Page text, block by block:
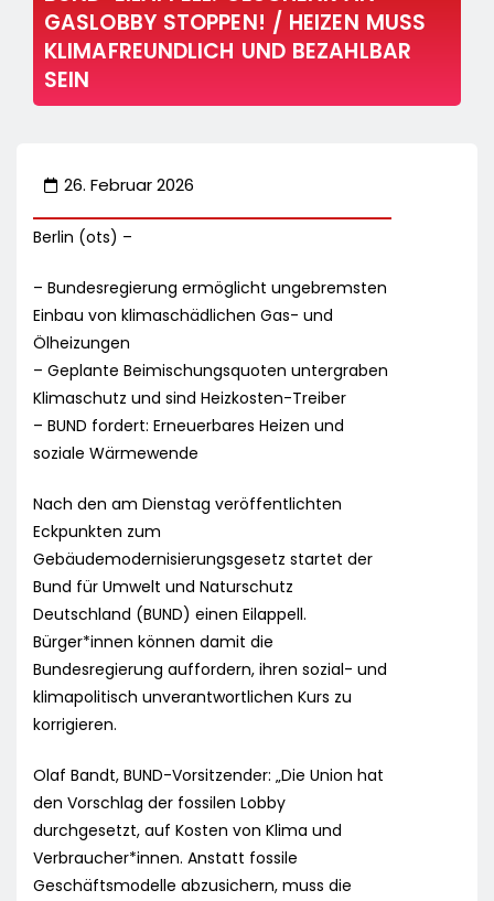
GASLOBBY STOPPEN! / HEIZEN MUSS
KLIMAFREUNDLICH UND BEZAHLBAR
SEIN
26. Februar 2026
Berlin (ots) –
– Bundesregierung ermöglicht ungebremsten
Einbau von klimaschädlichen Gas- und
Ölheizungen
– Geplante Beimischungsquoten untergraben
Klimaschutz und sind Heizkosten-Treiber
– BUND fordert: Erneuerbares Heizen und
soziale Wärmewende
Nach den am Dienstag veröffentlichten
Eckpunkten zum
Gebäudemodernisierungsgesetz startet der
Bund für Umwelt und Naturschutz
Deutschland (BUND) einen Eilappell.
Bürger*innen können damit die
Bundesregierung auffordern, ihren sozial- und
klimapolitisch unverantwortlichen Kurs zu
korrigieren.
Olaf Bandt, BUND-Vorsitzender: „Die Union hat
den Vorschlag der fossilen Lobby
durchgesetzt, auf Kosten von Klima und
Verbraucher*innen. Anstatt fossile
Geschäftsmodelle abzusichern, muss die